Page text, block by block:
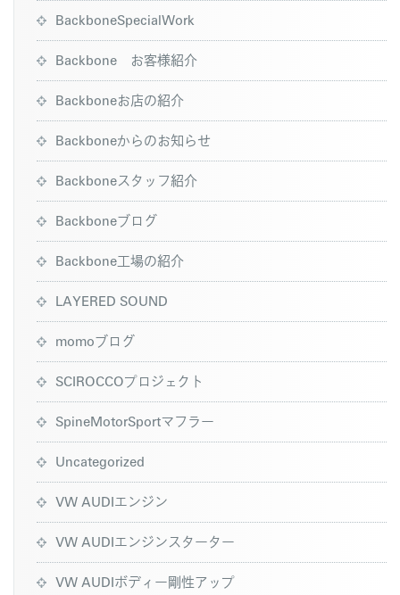
BackboneSpecialWork
Backbone お客様紹介
Backboneお店の紹介
Backboneからのお知らせ
Backboneスタッフ紹介
Backboneブログ
Backbone工場の紹介
LAYERED SOUND
momoブログ
SCIROCCOプロジェクト
SpineMotorSportマフラー
Uncategorized
VW AUDIエンジン
VW AUDIエンジンスターター
VW AUDIボディー剛性アップ